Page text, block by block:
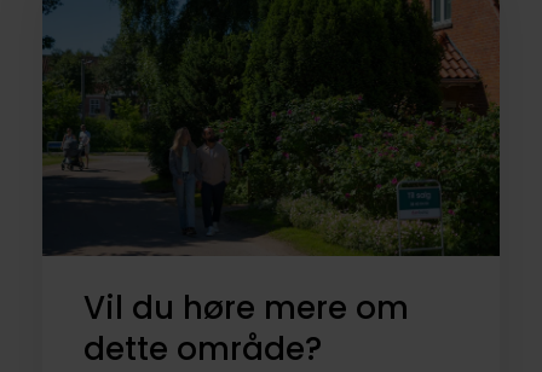
Vil du høre mere om
dette område?